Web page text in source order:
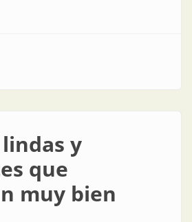
para el alumbrado público
y
que
muy bien